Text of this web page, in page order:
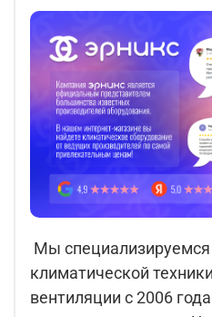
Мы
климатической
вентиляции с 2006